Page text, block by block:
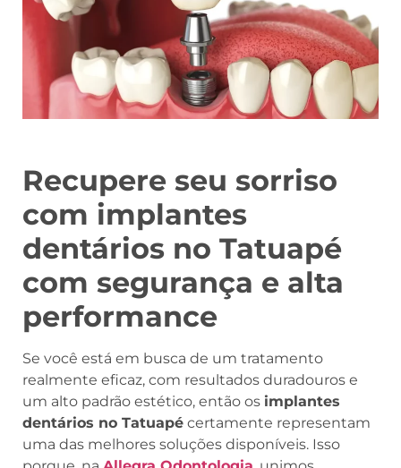
Recupere seu sorriso
com implantes
dentários no Tatuapé
com segurança e alta
performance
Se você está em busca de um tratamento
realmente eficaz, com resultados duradouros e
um alto padrão estético, então os implantes
dentários no Tatuapé certamente representam
uma das melhores soluções disponíveis. Isso